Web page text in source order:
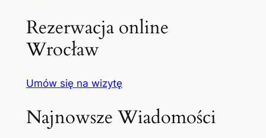
Rezerwacja online
Wrocław
Umów się na wizytę
Najnowsze Wiadomości